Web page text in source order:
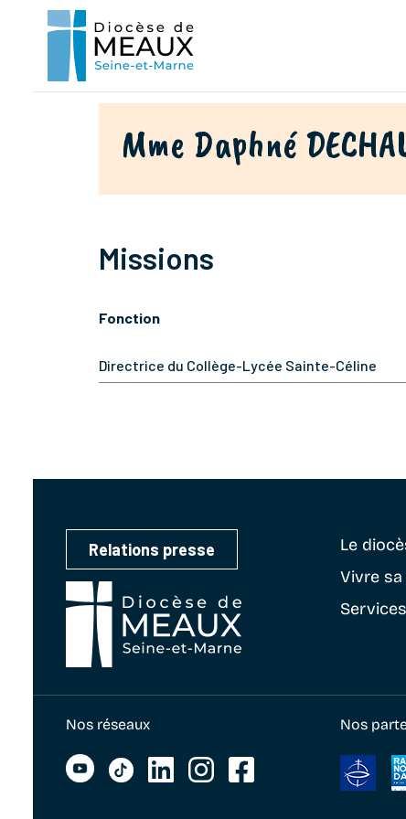
Mme Daphné
Missions
Fonction
Directrice du Collège-Lycée Sainte-Céline
Relations presse Le
Vivre
Nos réseaux Nos